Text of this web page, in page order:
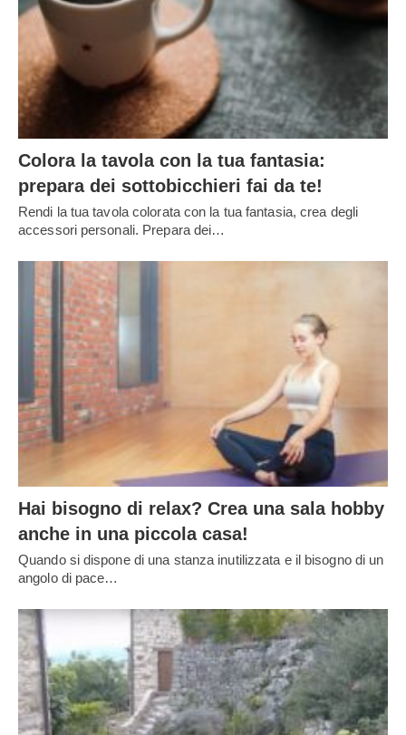
Colora la tavola con la tua fantasia:
prepara dei sottobicchieri fai da te!
Rendi la tua tavola colorata con la tua fantasia, crea degli
accessori personali. Prepara dei…
Hai bisogno di relax? Crea una sala hobby
anche in una piccola casa!
Quando si dispone di una stanza inutilizzata e il bisogno di un
angolo di pace…